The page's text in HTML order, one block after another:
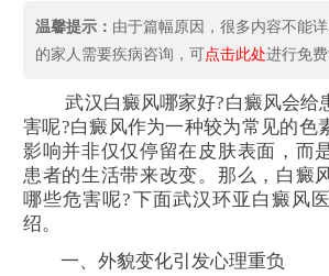
温馨提示： 由于篇幅原因，很多内容不能
的家人需要疾病咨询，可点击此处进行免
武汉白癜风哪家好?白癜风会给
害呢?白癜风作为一种较为常见的色
影响并非仅仅停留在皮肤表面，而
患者的生活带来改变。那么，白癜
哪些危害呢?下面武汉环亚白癜风
绍。
一、外貌变化引发心理重负